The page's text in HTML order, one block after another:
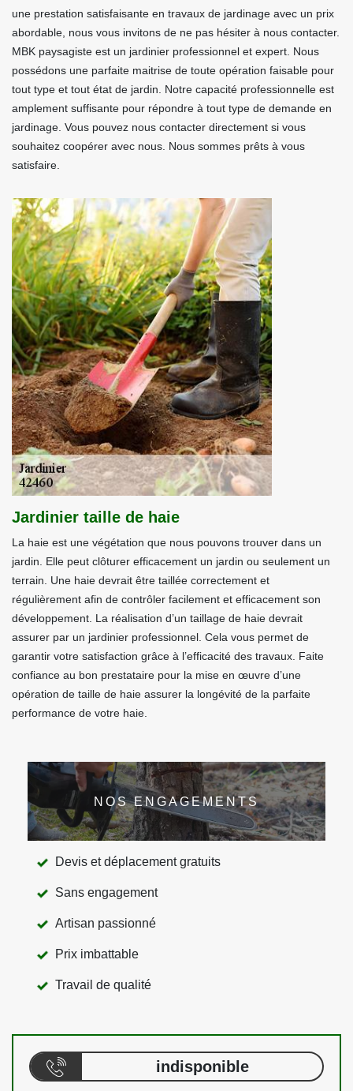
une prestation satisfaisante en travaux de jardinage avec un prix
abordable, nous vous invitons de ne pas hésiter à nous contacter.
MBK paysagiste est un jardinier professionnel et expert. Nous
possédons une parfaite maitrise de toute opération faisable pour
tout type et tout état de jardin. Notre capacité professionnelle est
amplement suffisante pour répondre à tout type de demande en
jardinage. Vous pouvez nous contacter directement si vous
souhaitez coopérer avec nous. Nous sommes prêts à vous
satisfaire.
Jardinier taille de haie
La haie est une végétation que nous pouvons trouver dans un
jardin. Elle peut clôturer efficacement un jardin ou seulement un
terrain. Une haie devrait être taillée correctement et
régulièrement afin de contrôler facilement et efficacement son
développement. La réalisation d’un taillage de haie devrait
assurer par un jardinier professionnel. Cela vous permet de
garantir votre satisfaction grâce à l’efficacité des travaux. Faite
confiance au bon prestataire pour la mise en œuvre d’une
opération de taille de haie assurer la longévité de la parfaite
performance de votre haie.
NOS ENGAGEMENTS
Devis et déplacement gratuits
Sans engagement
Artisan passionné
Prix imbattable
Travail de qualité
indisponible